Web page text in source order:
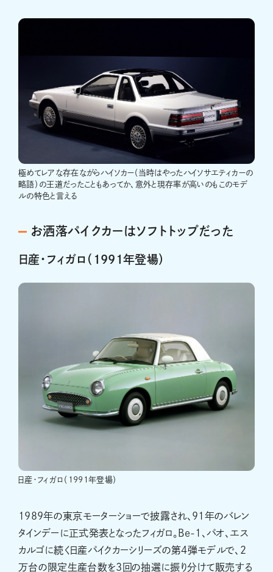
極めてレアな存在ながらハイソカー（当時はやったハイソサエティカーの
略語）の王道だったこともあってか、意外と現存率が高いのもこのモデ
ルの特色と言える
お洒落パイクカーはソフトトップだった
日産・フィガロ（1991年登場）
日産・フィガロ（1991年登場）
1989年の東京モーターショーで披露され、91年のバレン
タインデーに正式発表となったフィガロ。Be-1、パオ、エス
カルゴに続く日産パイクカーシリーズの第4弾モデルで、2
万台の限定生産台数を3回の抽選に振り分けて販売する